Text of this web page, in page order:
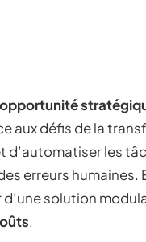
opportunité
aux défis de la
d’automatiser les
erreurs humaines.
solution
.